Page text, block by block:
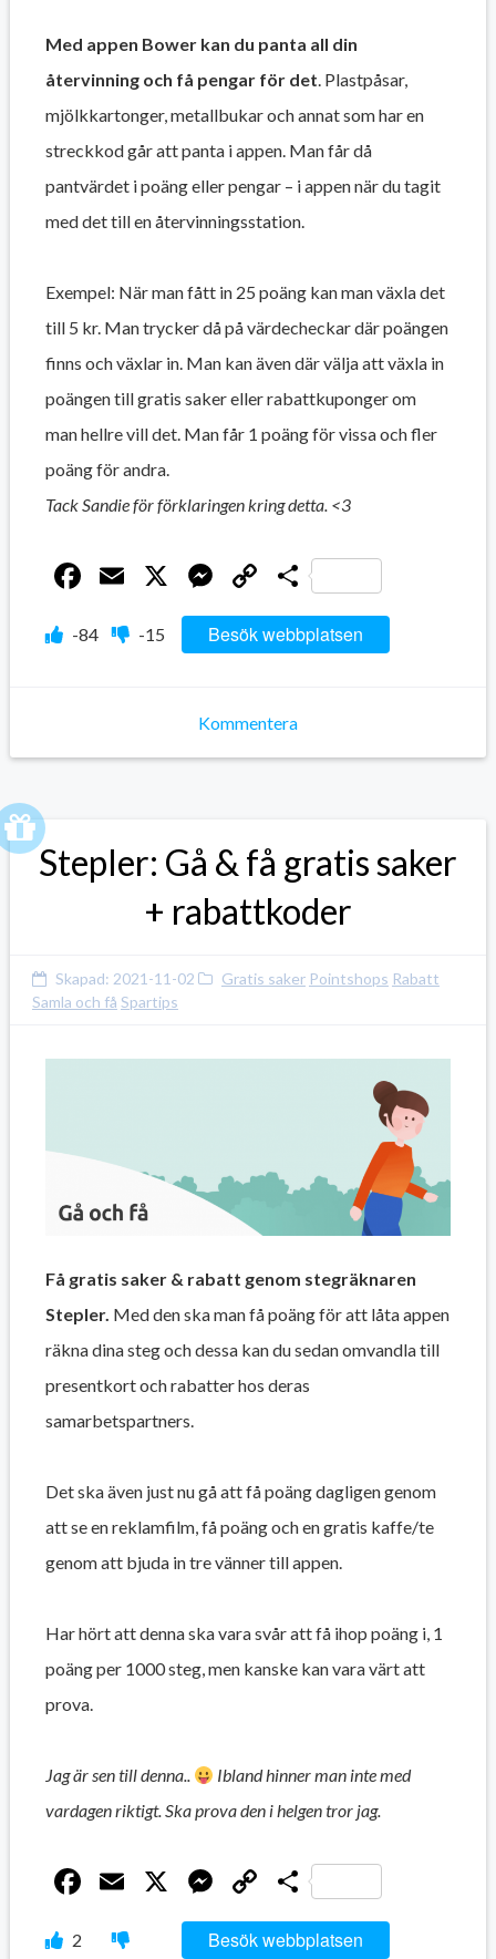
Med appen Bower kan du panta all din
återvinning och få pengar för det. Plastpåsar,
mjölkkartonger, metallbukar och annat som har en
streckkod går att panta i appen. Man får då
pantvärdet i poäng eller pengar – i appen när du tagit
med det till en återvinningsstation.
Exempel: När man fått in 25 poäng kan man växla det
till 5 kr. Man trycker då på värdecheckar där poängen
finns och växlar in. Man kan även där välja att växla in
poängen till gratis saker eller rabattkuponger om
man hellre vill det. Man får 1 poäng för vissa och fler
poäng för andra.
Tack Sandie för förklaringen kring detta. <3
Facebook
Email
X Messenger
Copy
Link
Dela
-84 -15 Besök webbplatsen
Kommentera
Stepler: Gå & få gratis saker
+ rabattkoder
Skapad: 2021-11-02 Gratis saker Pointshops Rabatt
Samla och få Spartips
Få gratis saker & rabatt genom stegräknaren
Stepler. Med den ska man få poäng för att låta appen
räkna dina steg och dessa kan du sedan omvandla till
presentkort och rabatter hos deras
samarbetspartners.
Det ska även just nu gå att få poäng dagligen genom
att se en reklamfilm, få poäng och en gratis kaffe/te
genom att bjuda in tre vänner till appen.
Har hört att denna ska vara svår att få ihop poäng i, 1
poäng per 1000 steg, men kanske kan vara värt att
prova.
Jag är sen till denna..
Ibland hinner man inte med
vardagen riktigt. Ska prova den i helgen tror jag.
Facebook
Email
X Messenger
Copy
Link
Dela
2 Besök webbplatsen